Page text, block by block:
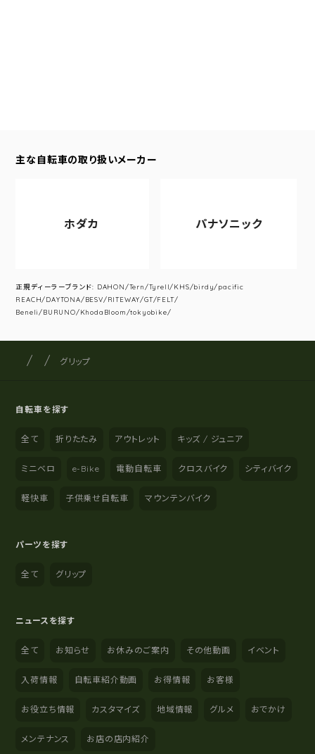
主な自転車の取り扱いメーカー
ホダカ パナソニック
正規ディーラーブランド: DAHON/Tern/Tyrell/KHS/birdy/pacific
REACH/DAYTONA/BESV/RITEWAY/GT/FELT/
Beneli/BURUNO/KhodaBloom/tokyobike/
サイト内の現在地
サイクルショップナカゴヤ
グリップ
自転車を探す
全て 折りたたみ アウトレット キッズ / ジュニア
ミニベロ e-Bike 電動自転車 クロスバイク シティバイク
軽快車 子供乗せ自転車 マウンテンバイク
パーツを探す
全て グリップ
ニュースを探す
全て お知らせ お休みのご案内 その他動画 イベント
入荷情報 自転車紹介動画 お得情報 お客様
お役立ち情報 カスタマイズ 地域情報 グルメ おでかけ
メンテナンス お店の店内紹介